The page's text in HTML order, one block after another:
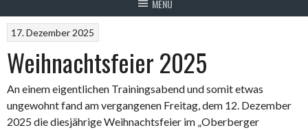
17. Dezember 2025
Weihnachtsfeier 2025
An einem eigentlichen Trainingsabend und somit etwas
ungewohnt fand am vergangenen Freitag, dem 12. Dezember
2025 die diesjährige Weihnachtsfeier im „Oberberger